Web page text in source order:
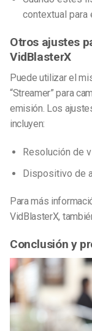
contextual para
Otros ajustes
VidBlasterX
Puede utilizar el
“Streamer” para
emisión. Los
incluyen:
Resolución de
Dispositivo de
Para más
VidBlasterX,
Conclusión y